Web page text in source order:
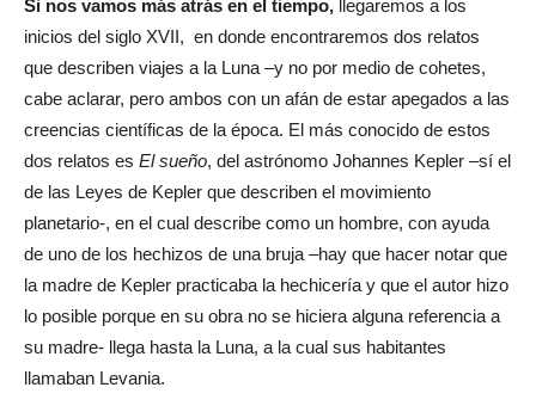
Si nos vamos más atrás en el tiempo, llegaremos a los
inicios del siglo XVII, en donde encontraremos dos relatos
que describen viajes a la Luna –y no por medio de cohetes,
cabe aclarar, pero ambos con un afán de estar apegados a las
creencias científicas de la época. El más conocido de estos
dos relatos es El sueño, del astrónomo Johannes Kepler –sí el
de las Leyes de Kepler que describen el movimiento
planetario-, en el cual describe como un hombre, con ayuda
de uno de los hechizos de una bruja –hay que hacer notar que
la madre de Kepler practicaba la hechicería y que el autor hizo
lo posible porque en su obra no se hiciera alguna referencia a
su madre- llega hasta la Luna, a la cual sus habitantes
llamaban Levania.